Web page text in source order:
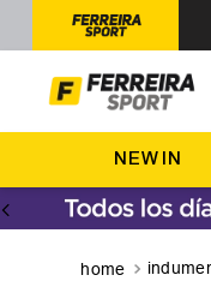
NEW IN